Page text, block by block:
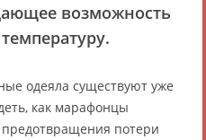
возможность
одеяла существуют уже
как марафонцы
потери